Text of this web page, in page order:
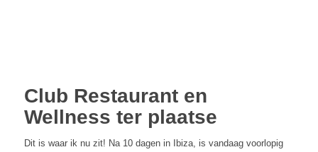
Club Restaurant en
Wellness ter plaatse
Dit is waar ik nu zit! Na 10 dagen in Ibiza, is vandaag voorlopig